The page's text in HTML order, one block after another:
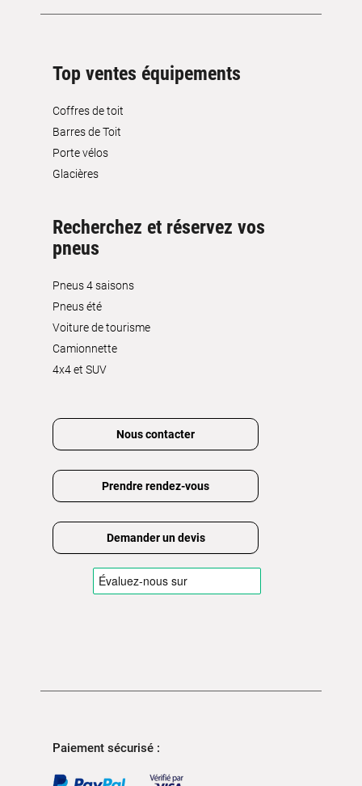
Top ventes équipements
Coffres de toit
Barres de Toit
Porte vélos
Glacières
Recherchez et réservez vos
pneus
Pneus 4 saisons
Pneus été
Voiture de tourisme
Camionnette
4x4 et SUV
Nous contacter
Prendre rendez-vous
Demander un devis
Paiement sécurisé :